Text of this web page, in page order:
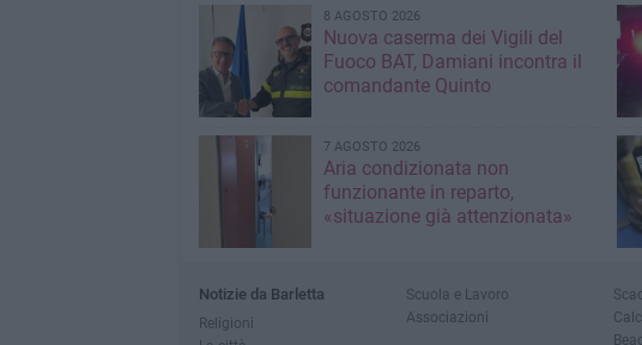
8 AGOSTO 2026
Nuova caserma dei Vigili del
Fuoco BAT, Damiani incontra il
comandante Quinto
7 AGOSTO 2026
Aria condizionata non
funzionante in reparto,
«situazione già attenzionata»
Notizie da Barletta
Religioni
Scuola e Lavoro
Associazioni